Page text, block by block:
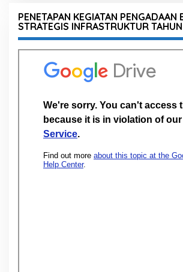
PENETAPAN KEGIATAN
STRATEGIS INFRASTRUKTUR